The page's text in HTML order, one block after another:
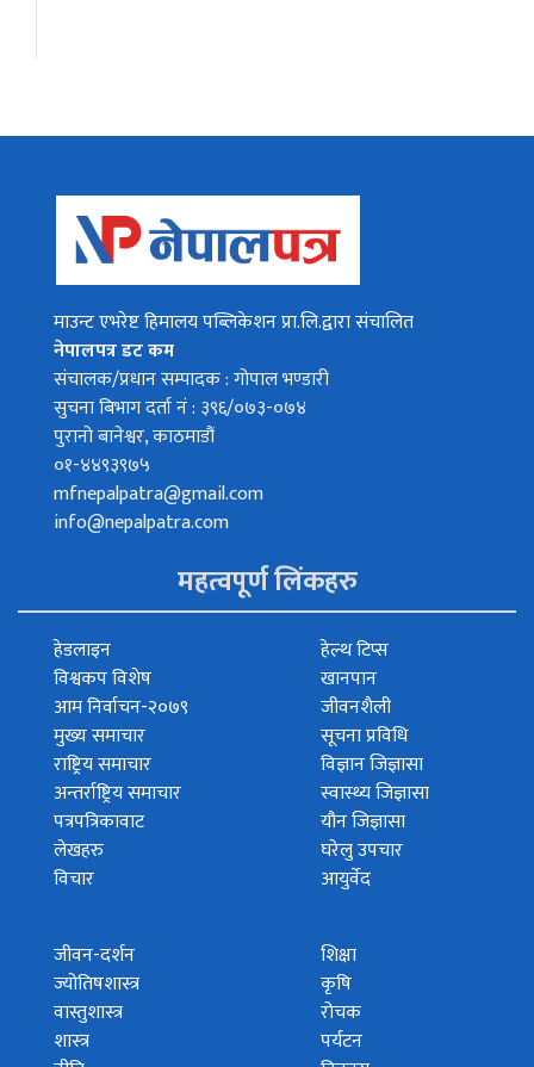
माउन्ट एभरेष्ट हिमालय पब्लिकेशन प्रा.लि.द्वारा संचालित
नेपालपत्र डट कम
संचालक/प्रधान सम्पादक : गोपाल भण्डारी
सुचना बिभाग दर्ता नं : ३९६/०७३-०७४
पुरानो बानेश्वर, काठमाडौं
०१-४४९३९७५
mfnepalpatra@gmail.com
info@nepalpatra.com
महत्वपूर्ण लिंकहरु
हेडलाइन
विश्वकप विशेष
आम निर्वाचन-२०७९
मुख्य समाचार
राष्ट्रिय समाचार
अन्तर्राष्ट्रिय समाचार
पत्रपत्रिकावाट
लेखहरु
विचार
हेल्थ टिप्स
खानपान
जीवनशैली
सूचना प्रविधि
विज्ञान जिज्ञासा
स्वास्थ्य जिज्ञासा
यौन जिज्ञासा
घरेलु उपचार
आयुर्वेद
जीवन-दर्शन
ज्योतिषशास्त्र
वास्तुशास्त्र
शास्त्र
शिक्षा
कृषि
रोचक
पर्यटन